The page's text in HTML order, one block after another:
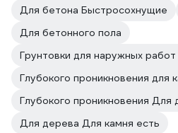
Для бетона Быстросохнущие
Для бетонного пола
Грунтовки для наружных
Глубокого проникновения для
Глубокого проникновения Для
Для дерева Для камня есть